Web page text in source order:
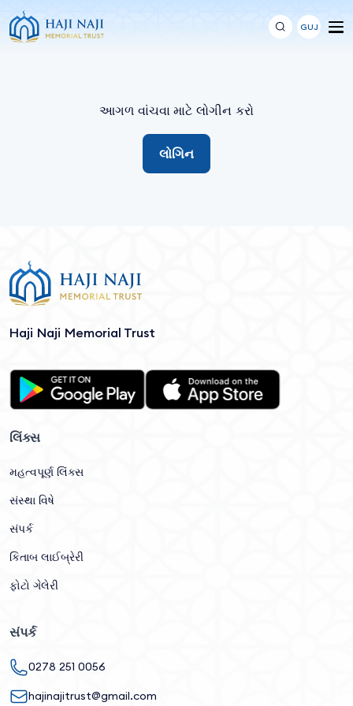
GUJ
આગળ વાંચવા માટે લોગીન કરો
લોગિન
Haji Naji Memorial Trust
લિંક્સ
મહત્વપૂર્ણ લિંક્સ
સંસ્થા વિષે
સંપર્ક
કિતાબ લાઈબ્રેરી
ફોટો ગેલેરી
સંપર્ક
0278 251 0056
hajinajitrust@gmail.com